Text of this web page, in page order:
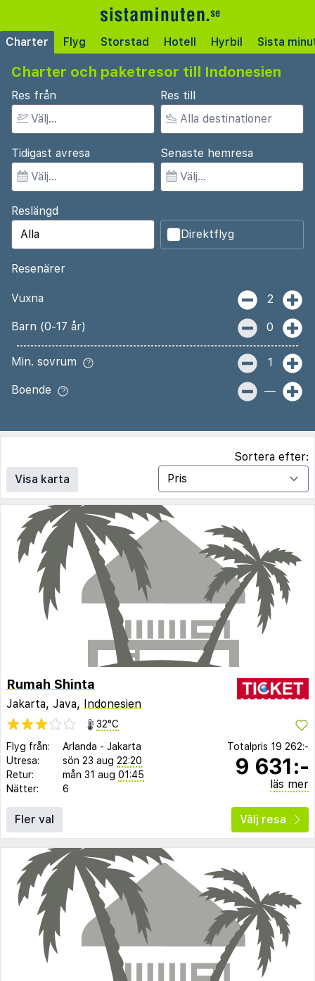
Charter Flyg Storstad Hotell Hyrbil Sista
Charter och paketresor till Indonesien
Res från Res till
Tidigast avresa Senaste hemresa
Reslängd
Direktflyg
Resenärer
Vuxna 2
Barn (0-17 år) 0
Min. sovrum 1
Boende —
Visa karta
Sortera efter:
Rumah Shinta
Jakarta, Java, Indonesien
32°C
Flyg från:
Arlanda - Jakarta
Utresa:
sön 23 aug 22:20
Retur:
mån 31 aug 01:45
Nätter:
6
Totalpris 19 262:-
9 631:-
läs mer
Fler val Välj resa